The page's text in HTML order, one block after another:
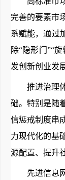
完善的要素市
系赋能，通过
除“隐形门”“
发创新创业发
推进治理体
础。特别是随
信惩戒制度串
力现代化的基
源配置、提升
先进信息网